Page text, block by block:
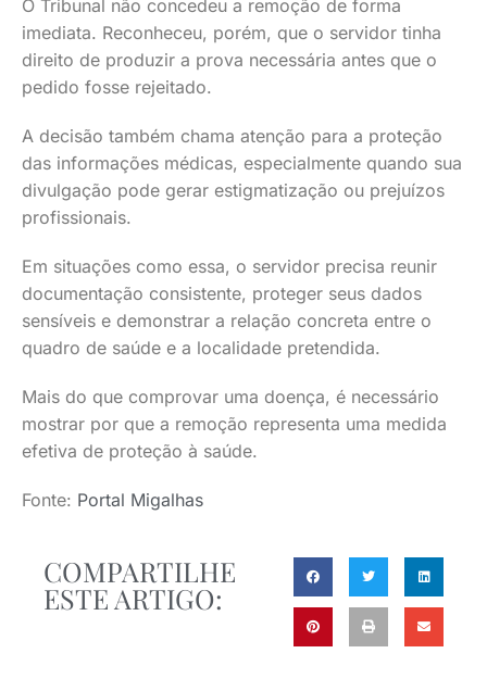
O Tribunal não concedeu a remoção de forma
imediata. Reconheceu, porém, que o servidor tinha
direito de produzir a prova necessária antes que o
pedido fosse rejeitado.
A decisão também chama atenção para a proteção
das informações médicas, especialmente quando sua
divulgação pode gerar estigmatização ou prejuízos
profissionais.
Em situações como essa, o servidor precisa reunir
documentação consistente, proteger seus dados
sensíveis e demonstrar a relação concreta entre o
quadro de saúde e a localidade pretendida.
Mais do que comprovar uma doença, é necessário
mostrar por que a remoção representa uma medida
efetiva de proteção à saúde.
Fonte: Portal Migalhas
COMPARTILHE
ESTE ARTIGO: